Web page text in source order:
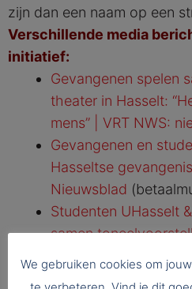
zijn dan een naam op een
Verschillende media
initiatief:
Gevangenen spelen
theater in Hasselt:
mens” | VRT NWS:
Gevangenen en
Hasseltse
Nieuwsblad
Studenten UHasselt
samen
We gebruiken cookies om